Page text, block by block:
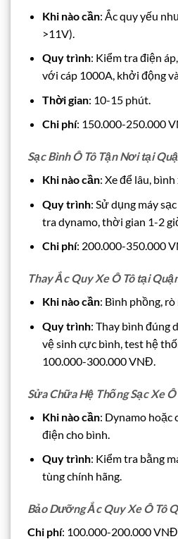
Khi nào cần: Ắc quy yếu
>11V).
Quy trình: Kiểm tra điện
với cáp 1000A, khởi động
Thời gian: 10-15 phút.
Chi phí: 150.000-250.000
Sạc Bình Ô Tô Tận Nơi tại
Khi nào cần: Xe để lâu,
Quy trình: Sử dụng máy
tra dynamo, thời gian 1-2
Chi phí: 200.000-350.000
Thay Ắc Quy Xe Ô Tô tại
Khi nào cần: Bình phồng,
Quy trình: Thay bình đúng
vệ sinh cực bình, test hệ
100.000-300.000 VNĐ.
Sửa Chữa Hệ Thống Sạc Xe
Khi nào cần: Dynamo hoặc
điện cho bình.
Quy trình: Kiểm tra bằng
tùng chính hãng.
Bảo Dưỡng Ắc Quy Xe Ô Tô
Chi phí: 100.000-200.000